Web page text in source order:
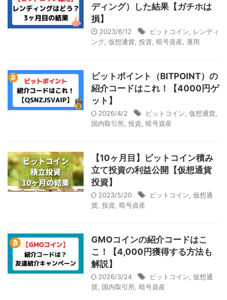
ディング）した結果【ガチホは
損】
2023/6/12 ビットコイン
レンディ
ング 仮想通貨 投資 暗号資産 運用
ビットポイント（BITPOINT）の
紹介コードはこれ！【4000円ゲ
ット】
2026/4/2 ビットコイン 仮想通貨
国内取引所 投資 暗号資産
【10ヶ月目】ビットコイン積み
立て投資の利益公開【仮想通貨
投資】
2023/5/20 ビットコイン 仮想通
貨 投資 暗号資産
GMOコインの紹介コードはこ
こ！【4,000円獲得する方法も
解説】
2026/3/24 ビットコイン 仮想通
貨 国内取引所 暗号資産